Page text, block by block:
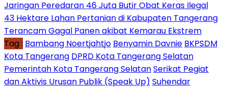
Jaringan Peredaran 46 Juta Butir Obat Keras Ilegal
43 Hektare Lahan Pertanian di Kabupaten Tangerang
Terancam Gagal Panen akibat Kemarau Ekstrem
Tag : Bambang Noertjahtjo Benyamin Davnie BKPSDM
Kota Tangerang DPRD Kota Tangerang Selatan
Pemerintah Kota Tangerang SelatanSerikat Pegiat
dan Aktivis Urusan Publik (Speak Up) Suhendar